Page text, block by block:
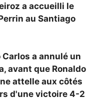
a accueilli le
au Santiago
a annulé un
avant que Ronaldo
attelle aux côtés
d'une victoire 4-2